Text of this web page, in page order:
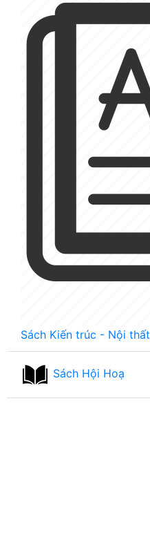
Sách Kiến trúc - Nội thất
Sách Hội Hoạ